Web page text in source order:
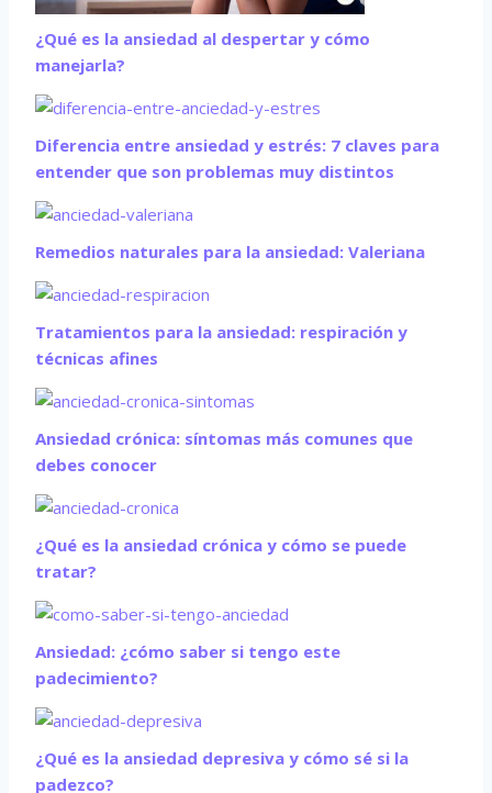
¿Qué es la ansiedad al despertar y cómo
manejarla?
Diferencia entre ansiedad y estrés: 7 claves para
entender que son problemas muy distintos
Remedios naturales para la ansiedad: Valeriana
Tratamientos para la ansiedad: respiración y
técnicas afines
Ansiedad crónica: síntomas más comunes que
debes conocer
¿Qué es la ansiedad crónica y cómo se puede
tratar?
Ansiedad: ¿cómo saber si tengo este
padecimiento?
¿Qué es la ansiedad depresiva y cómo sé si la
padezco?